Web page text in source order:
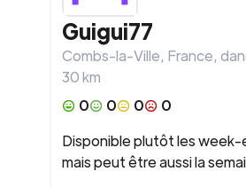
Guigui77
Combs-la-Ville, France,
30km
0
0 0
0
Disponible plutôt les week-
mais peut être aussi la